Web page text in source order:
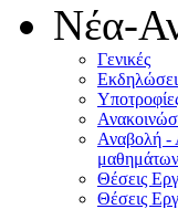
Νέα-
Γενικές
Αναβολή -
μαθημάτων
Θέσεις
Θέσεις